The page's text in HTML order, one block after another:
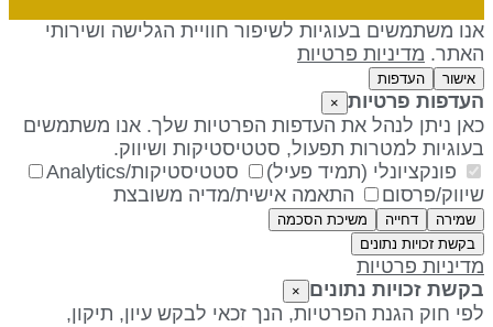
משתמשים בעוגיות לשיפור חוויית הגלישה ושירותי
מדיניות פרטיות
אישור העדפות
פרטיות ×
ניתן לנהל את העדפות הפרטיות שלך. אנו משתמשים
למטרות תפעול, סטטיסטיקות ושיווק.
פונקציונלי (תמיד פעיל)
סטטיסטיקות/Analytics
פרסום
התאמה אישית/מדיה משובצת
שמירה דחייה
משיכת הסכמה
בקשת זכויות נתונים
פרטיות
זכויות נתונים
חוק הגנת הפרטיות, הנך זכאי לבקש עיון, תיקון,